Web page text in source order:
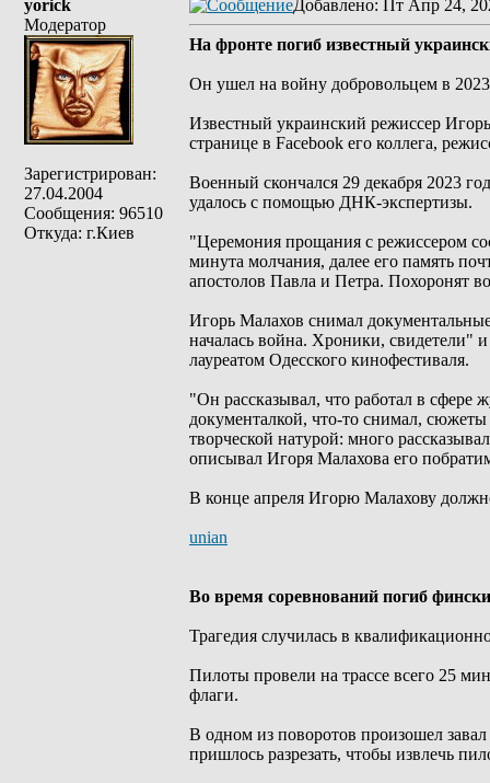
yorick
Модератор
Зарегистрирован:
27.04.2004
Сообщения: 96510
Откуда: г.Киев
Добавлено: Пт Апр 24,
На фронте погиб известный
Он ушел на войну добровольцем в 2023
Известный украинский режиссер
странице в Facebook его коллега,
Военный скончался 29 декабря 2023
удалось с помощью ДНК-экспертизы.
"Церемония прощания с режиссером
минута молчания, далее его память
апостолов Павла и Петра. Похоронят
Игорь Малахов снимал
началась война. Хроники, свидетели"
лауреатом Одесского кинофестиваля.
"Он рассказывал, что работал в сфере
документалкой, что-то снимал,
творческой натурой: много
описывал Игоря Малахова его
В конце апреля Игорю Малахову
unian
Во время соревнований погиб
Трагедия случилась в
Пилоты провели на трассе всего 25
флаги.
В одном из поворотов произошел
пришлось разрезать, чтобы извлечь